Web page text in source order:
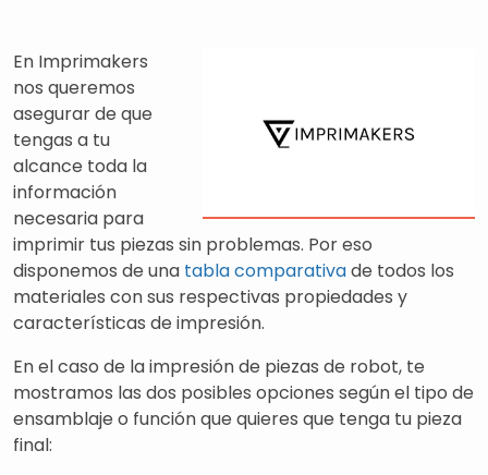
En Imprimakers
nos queremos
asegurar de que
tengas a tu
alcance toda la
información
necesaria para
imprimir tus piezas sin problemas. Por eso
disponemos de una tabla comparativade todos los
materiales con sus respectivas propiedades y
características de impresión.
En el caso de la impresión de piezas de robot, te
mostramos las dos posibles opciones según el tipo de
ensamblaje o función que quieres que tenga tu pieza
final: